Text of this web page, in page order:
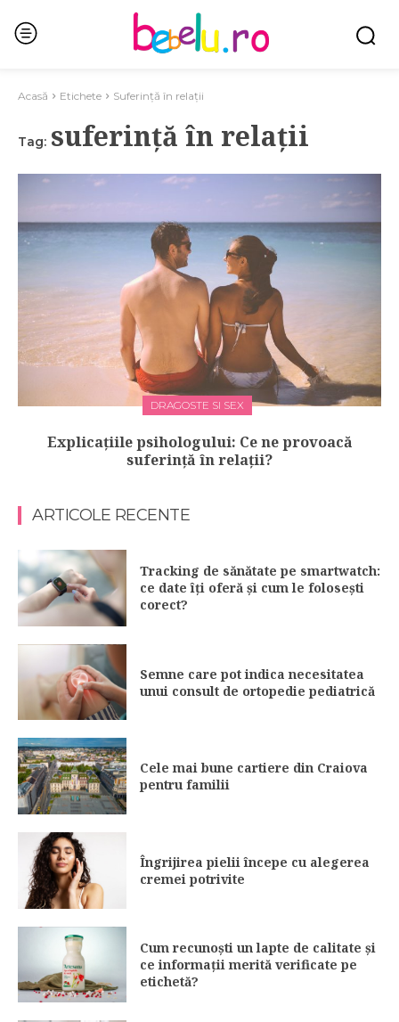
Acasă Etichete Suferință în relații
Tag: suferință în relații
DRAGOSTE SI SEX
Explicațiile psihologului: Ce ne provoacă
suferință în relații?
ARTICOLE RECENTE
Tracking de sănătate pe smartwatch:
ce date îți oferă și cum le folosești
corect?
Semne care pot indica necesitatea
unui consult de ortopedie pediatrică
Cele mai bune cartiere din Craiova
pentru familii
Îngrijirea pielii începe cu alegerea
cremei potrivite
Cum recunoști un lapte de calitate și
ce informații merită verificate pe
etichetă?